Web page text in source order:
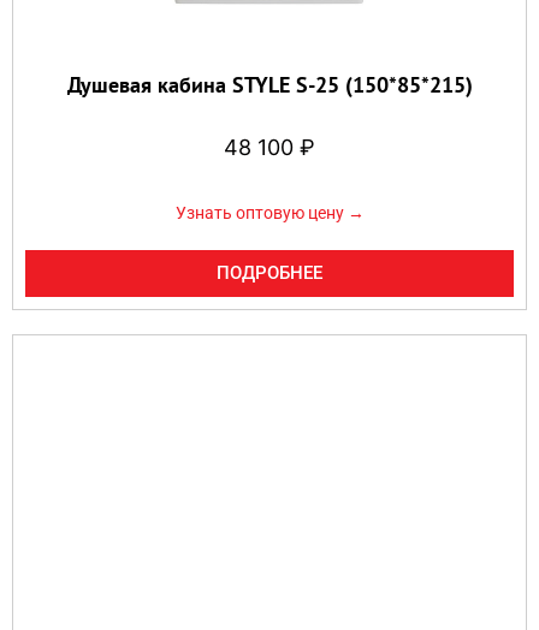
Душевая кабина STYLE S-25 (150*85*215)
48 100 ₽
Узнать оптовую цену →
ПОДРОБНЕЕ